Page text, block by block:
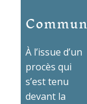
À l’issue d’un
procès qui
s’est tenu
devant la